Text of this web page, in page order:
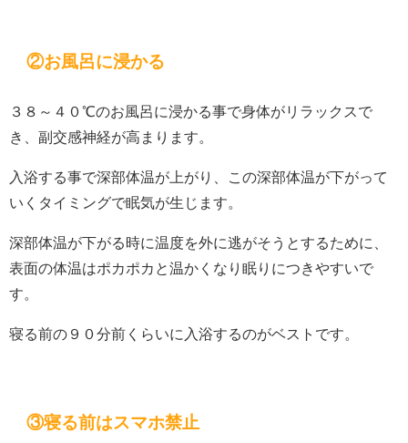
②お風呂に浸かる
３８～４０℃のお風呂に浸かる事で身体がリラックスで
き、副交感神経が高まります。
入浴する事で深部体温が上がり、この深部体温が下がって
いくタイミングで眠気が生じます。
深部体温が下がる時に温度を外に逃がそうとするために、
表面の体温はポカポカと温かくなり眠りにつきやすいで
す。
寝る前の９０分前くらいに入浴するのがベストです。
③寝る前はスマホ禁止